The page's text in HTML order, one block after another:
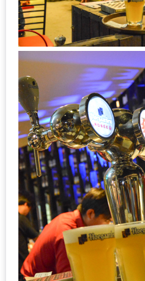
300
บาท
เว็บ
น้า
อ้วน
ชวน
หิว
เจ้าของ
ร้าน
แนะนำ
ร้าน
เพื่อน